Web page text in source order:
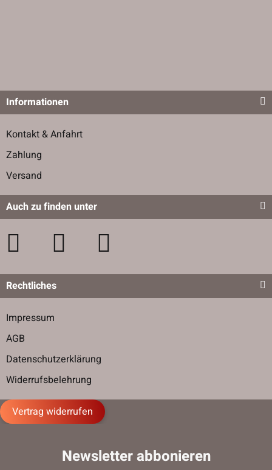
Informationen
Kontakt & Anfahrt
Zahlung
Versand
Auch zu finden unter
Rechtliches
Impressum
AGB
Datenschutzerklärung
Widerrufsbelehrung
Vertrag widerrufen
Newsletter abbonieren